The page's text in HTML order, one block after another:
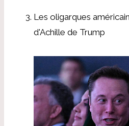
Les oligarques
d'Achille de Trump